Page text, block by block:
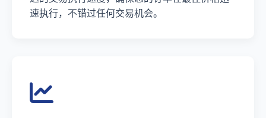
速执行，不错过任何交易机会。